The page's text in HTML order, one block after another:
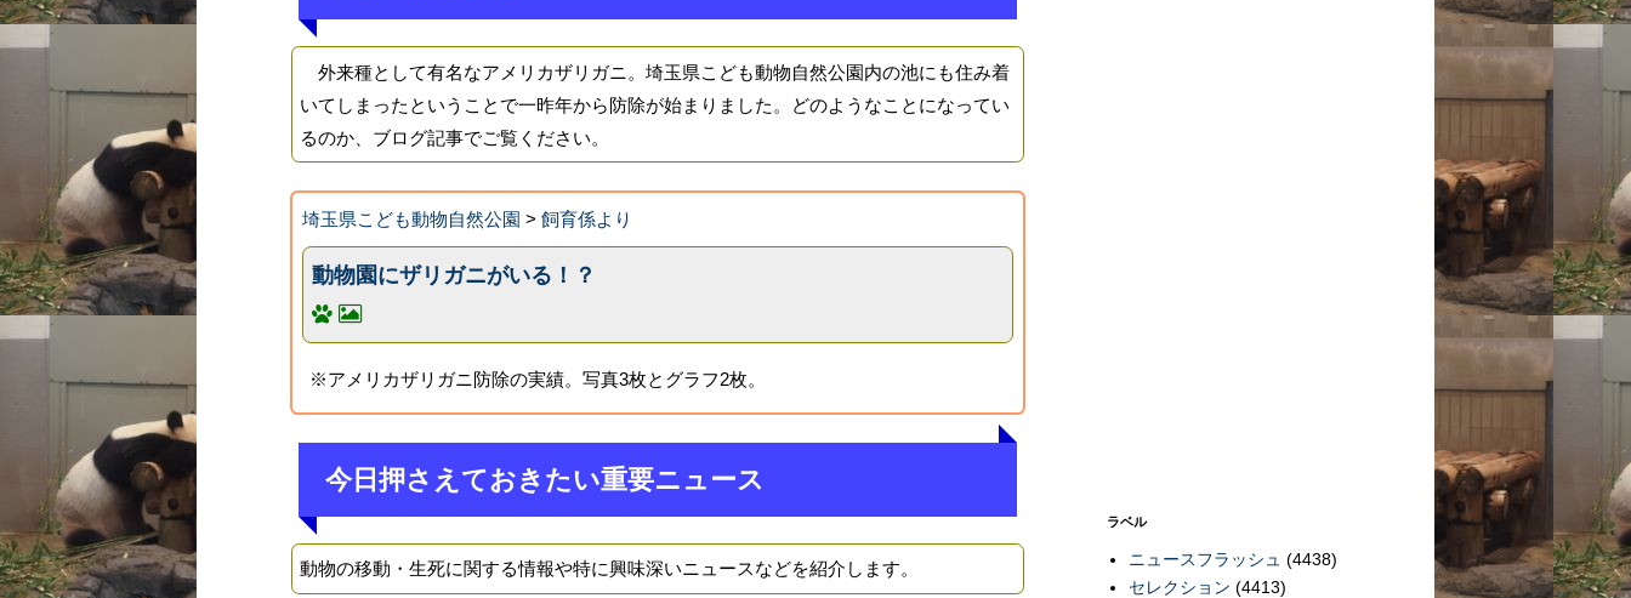
外来種として有名なアメリカザリガニ。埼玉県こども動物自然公園内の池にも住み着
いてしまったということで一昨年から防除が始まりました。どのようなことになってい
るのか、ブログ記事でご覧ください。
埼玉県こども動物自然公園 >飼育係より
動物園にザリガニがいる！？
※アメリカザリガニ防除の実績。写真3枚とグラフ2枚。
今日押さえておきたい重要ニュース
動物の移動・生死に関する情報や特に興味深いニュースなどを紹介します。
ラベル
ニュースフラッシュ (4438)
セレクション (4413)